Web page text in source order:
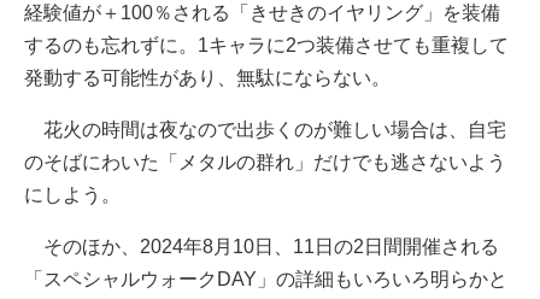
経験値が＋100％される「きせきのイヤリング」を装備
するのも忘れずに。1キャラに2つ装備させても重複して
発動する可能性があり、無駄にならない。
花火の時間は夜なので出歩くのが難しい場合は、自宅
のそばにわいた「メタルの群れ」だけでも逃さないよう
にしよう。
そのほか、2024年8月10日、11日の2日間開催される
「スペシャルウォークDAY」の詳細もいろいろ明らかと